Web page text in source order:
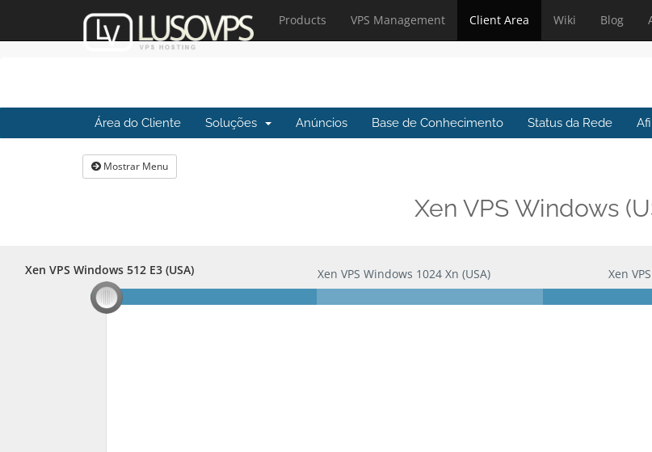
Products VPS Management Client Area Wiki Blog
Área do Cliente Soluções Anúncios Base de Conhecimento Status da Rede
Mostrar Menu
Xen VPS Windows
Xen VPS Windows 512 E3 (USA)
Xen VPS Windows 512 E3 (USA) Xen VPS Windows 1024 Xn (USA) Xen